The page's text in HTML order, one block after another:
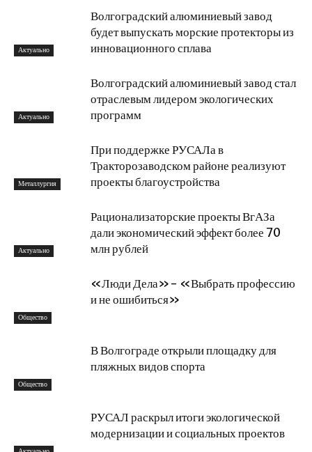
Актуально
Волгоградский алюминиевый завод
будет выпускать морские протекторы из
инновационного сплава
Актуально
Волгоградский алюминиевый завод стал
отраслевым лидером экологических
программ
Металлургия
При поддержке РУСАЛа в
Тракторозаводском районе реализуют
проекты благоустройства
Актуально
Рационализаторские проекты ВгАЗа
дали экономический эффект более 70
млн рублей
Общество
«Люди Дела»- «Выбрать профессию
и не ошибиться»
Общество
В Волгограде открыли площадку для
пляжных видов спорта
РУСАЛ раскрыл итоги экологической
модернизации и социальных проектов